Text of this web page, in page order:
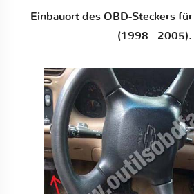
Einbauort des OBD-Steckers
(1998 - 2005).